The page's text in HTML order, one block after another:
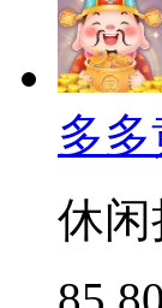
多
休